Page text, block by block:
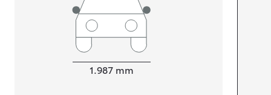
Width
1.987 mm